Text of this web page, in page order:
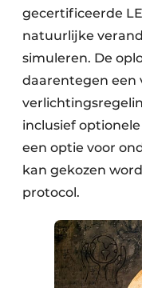
gecertificeerde
natuurlijke
simuleren. De
daarentegen een
inclusief
een optie voor
kan gekozen
protocol.